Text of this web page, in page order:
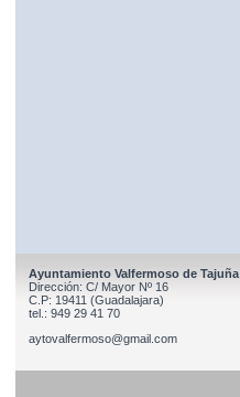
Ayuntamiento Valfermoso de Tajuña
Dirección: C/ Mayor Nº 16
C.P: 19411 (Guadalajara)
tel.: 949 29 41 70
aytovalfermoso@gmail.com